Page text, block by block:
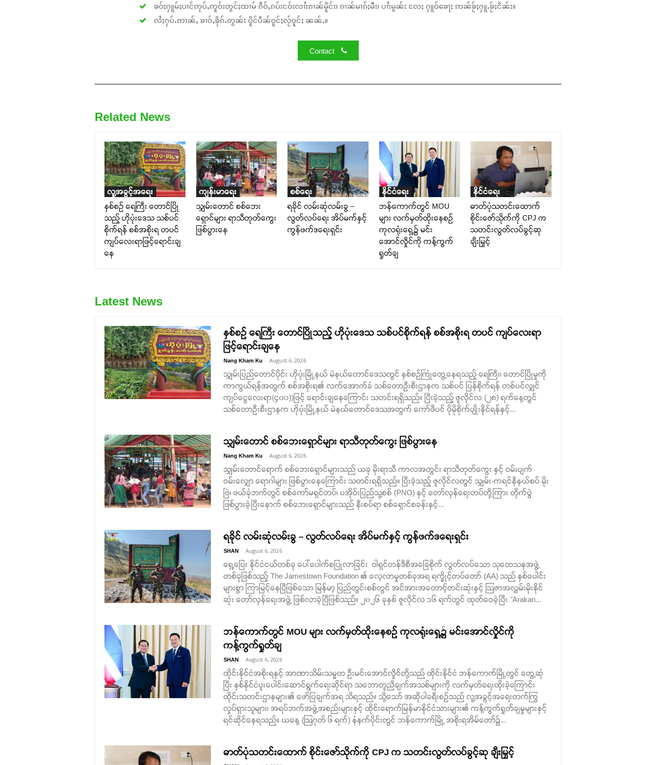
ၶဝ်ႈႁူမ်ႈပၢင်ဢုပ်ႇဢူဝ်းတွင်ႈထၢမ် ၵဵဝ်ႇၵပ်းငဝ်းလၢႆးၵၢၼ်မိူင်း၊ ၵၢၼ်မၢၵ်ႈမီး၊ ပၢႆးမွၼ်း လႄႈ ႁူဝ်ၶေႃႈ ဢၼ်ၶႂ်ႈႁူႉၶႂ်ႈငိၼ်း။
လႆႈႁပ်ႉဢၢၼ်ႇ ၶၢဝ်ႇၶိုၵ်ႉတွၼ်း ပိူင်ပဵၼ်ဝူင်ႈလႂ်ဝူင်ႈ ၼၼ်ႉ။
Contact
Related News
လူ့အခွင့်အရေး
နှစ်စဉ် ရေကြီး တောင်ပြို
သည့် ဟိုပုံးဒေသ သစ်ပင်
စိုက်ရန် စစ်အစိုးရ တပင်
ကျပ်လေးရာဖြင့်ရောင်းချ
နေ
ကျန်းမာရေး
သျှမ်းတောင် စစ်ဘေး
ရှောင်များ ရာသီတုတ်ကွေး
ဖြစ်ပွားနေ
စစ်ရေး
ရခိုင် လမ်းဆုံလမ်းခွ –
လွတ်လပ်ရေး အိပ်မက်နှင့်
ကွန်ဖက်ဒရေးရှင်း
နိုင်ငံရေး
ဘန်ကောက်တွင် MOU
များ လက်မှတ်ထိုးနေစဉ်
ကုလရုံးရှေ့၌ မင်း
အောင်လှိုင်ကို ကန့်ကွက်
ရှုတ်ချ
နိုင်ငံရေး
ဓာတ်ပုံသတင်းထောက်
စိုင်းဇော်သိုက်ကို CPJ က
သတင်းလွတ်လပ်ခွင့်ဆု
ချီးမြှင့်
Latest News
နှစ်စဉ် ရေကြီး တောင်ပြိုသည့် ဟိုပုံးဒေသ သစ်ပင်စိုက်ရန် စစ်အစိုးရ တပင် ကျပ်လေးရာ
ဖြင့်ရောင်းချနေ
Nang Kham Ku - August 6, 2026
သျှမ်းပြည်တောင်ပိုင်း ဟိုပုံးမြို့နယ် မဲနယ်တောင်ဒေသတွင် နှစ်စဉ်ကြုံတွေ့နေရသည့် ရေကြီး၊ တောင်ပြိုမှုကို
ကာကွယ်ရန်အတွက် စစ်အစိုးရ၏ လက်အောက်ခံ သစ်တောဉီးစီးဌာနက သစ်ပင် ပြန်စိုက်ရန် တစ်ပင်လျှင်
ကျပ်ငွေလေးရာ(၄၀၀))ဖြင့် ရောင်းချနေကြောင်း သတင်းရရှိသည်။ ပြီးခဲ့သည့် ဇူလိုင်လ (၂၈) ရက်နေ့တွင်
သစ်တောဦးစီးဌာနက ဟိုပုံးမြို့နယ် မဲနယ်တောင်ဒေသအတွက် ကော်ဖီပင် ပိုမိုစိုက်ပျိုးနိုင်ရန်နှင့်...
သျှမ်းတောင် စစ်ဘေးရှောင်များ ရာသီတုတ်ကွေး ဖြစ်ပွားနေ
Nang Kham Ku - August 6, 2026
သျှမ်းတောင်ရောက် စစ်ဘေးရှောင်များသည် ယခု မိုးရာသီ ကာလအတွင်း ရာသီတုတ်ကွေး နှင့် ဝမ်းပျက်
ဝမ်းလျှော ရောဂါများ ဖြစ်ပွားနေကြောင်း သတင်းရရှိသည်။ ပြီးခဲ့သည့် ဇူလိုင်လတွင် သျှမ်း-ကရင်နီနယ်စပ် မိုး
ဗြဲ၊ ဖယ်ခုံဘက်တွင် စစ်ကော်မရှင်တပ်၊ ပအိုဝ်းပြည်သူ့စစ် (PNO) နှင့် တော်လှန်ရေးတပ်တို့ကြား တိုက်ပွဲ
ဖြစ်ပွားခဲ့ပြီးနောက် စစ်ဘေးရှောင်များသည် နီးစပ်ရာ စစ်ရှောင်စခန်းနှင့်...
ရခိုင် လမ်းဆုံလမ်းခွ – လွတ်လပ်ရေး အိပ်မက်နှင့် ကွန်ဖက်ဒရေးရှင်း
SHAN - August 6, 2026
ရှေ့ပြေး နိုင်ငံငယ်တစ်ခု ပေါ်ပေါက်စပြုလာခြင်း ဝါရှင်တန်ဒီစီအခြေစိုက် လွတ်လပ်သော သုတေသနအဖွဲ့
တစ်ခုဖြစ်သည့် The Jamestown Foundation ၏ လေ့လာမှုတစ်ခုအရ ရက္ခိုင့်တပ်တော် (AA) သည် နှစ်ပေါင်း
များစွာ ကြာမြင့်နေပြီဖြစ်သော မြန်မာ့ ပြည်တွင်းစစ်တွင် အင်အားအတောင့်တင်းဆုံးနှင့် ဩဇာအလွှမ်းမိုးနိုင်
ဆုံး တော်လှန်ရေးအဖွဲ့ ဖြစ်လာခဲ့ပြီဖြစ်သည်။ ၂၀၂၆ ခုနှစ် ဇူလိုင်လ ၁၆ ရက်တွင် ထုတ်ဝေခဲ့ပြီး "Arakan...
ဘန်ကောက်တွင် MOU များ လက်မှတ်ထိုးနေစဉ် ကုလရုံးရှေ့၌ မင်းအောင်လှိုင်ကို
ကန့်ကွက်ရှုတ်ချ
SHAN - August 6, 2026
ထိုင်းနိုင်ငံအစိုးရနှင့် အာဏာသိမ်းသမ္မတ ဦးမင်းအောင်လှိုင်တို့သည် ထိုင်းနိုင်ငံ ဘန်ကောက်မြို့တွင် တွေ့ဆုံ
ပြီး နှစ်နိုင်ငံပူးပေါင်းဆောင်ရွက်ရေးဆိုင်ရာ သဘောတူညီချက်အသစ်များကို လက်မှတ်ရေးထိုးခဲ့ကြောင်း
ထိုင်းသတင်းဌာနများ၏ ဖော်ပြချက်အရ သိရသည်။ သို့သော် အဆိုပါခရီးစဉ်သည် လူ့အခွင့်အရေးတက်ကြွ
လှုပ်ရှားသူများ၊ အရပ်ဘက်အဖွဲ့အစည်းများနှင့် ထိုင်းရောက်မြန်မာနိုင်ငံသားများ၏ ကန့်ကွက်ရှုတ်ချမှုများနှင့်
ရင်ဆိုင်နေရသည်။ ယနေ့ (ဩဂုတ် ၆ ရက်) နံနက်ပိုင်းတွင် ဘန်ကောက်မြို့ အစိုးရအိမ်တော်၌...
ဓာတ်ပုံသတင်းထောက် စိုင်းဇော်သိုက်ကို CPJ က သတင်းလွတ်လပ်ခွင့်ဆု ချီးမြှင့်